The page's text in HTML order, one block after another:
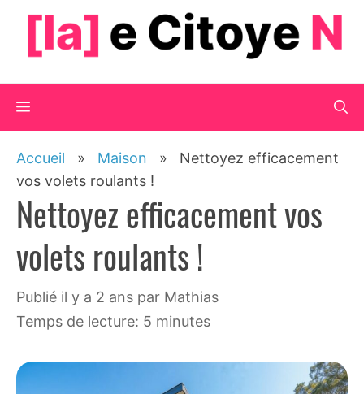
contenu
Menu
Accueil » Maison » Nettoyez efficacement
vos volets roulants !
Nettoyez efficacement vos
volets roulants !
publié il y a 2 ans par Mathias
Temps de lecture: 5 minutes